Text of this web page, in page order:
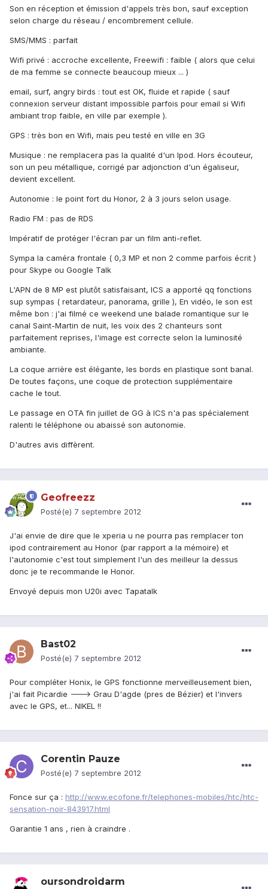
Son en réception et émission d'appels très bon, sauf exception
selon charge du réseau / encombrement cellule.
SMS/MMS : parfait
Wifi privé : accroche excellente, Freewifi : faible ( alors que celui
de ma femme se connecte beaucoup mieux ... )
email, surf, angry birds : tout est OK, fluide et rapide ( sauf
connexion serveur distant impossible parfois pour email si Wifi
ambiant trop faible, en ville par exemple ).
GPS : très bon en Wifi, mais peu testé en ville en 3G
Musique : ne remplacera pas la qualité d'un Ipod. Hors écouteur,
son un peu métallique, corrigé par adjonction d'un égaliseur,
devient excellent.
Autonomie : le point fort du Honor, 2 à 3 jours selon usage.
Radio FM : pas de RDS
Impératif de protéger l'écran par un film anti-reflet.
Sympa la caméra frontale ( 0,3 MP et non 2 comme parfois écrit )
pour Skype ou Google Talk
L'APN de 8 MP est plutôt satisfaisant, ICS a apporté qq fonctions
sup sympas ( retardateur, panorama, grille ), En vidéo, le son est
même bon : j'ai filmé ce weekend une balade romantique sur le
canal Saint-Martin de nuit, les voix des 2 chanteurs sont
parfaitement reprises, l'image est correcte selon la luminosité
ambiante.
La coque arrière est élégante, les bords en plastique sont banal.
De toutes façons, une coque de protection supplémentaire
cache le tout.
Le passage en OTA fin juillet de GG à ICS n'a pas spécialement
ralenti le téléphone ou abaissé son autonomie.
D'autres avis diffèrent.
Geofreezz
Posté(e) 7 septembre 2012
J'ai envie de dire que le xperia u ne pourra pas remplacer ton
ipod contrairement au Honor (par rapport a la mémoire) et
l'autonomie c'est tout simplement l'un des meilleur la dessus
donc je te recommande le Honor.
Envoyé depuis mon U20i avec Tapatalk
Bast02
Posté(e) 7 septembre 2012
Pour compléter Honix, le GPS fonctionne merveilleusement bien,
j'ai fait Picardie ---> Grau D'agde (pres de Bézier) et l'invers
avec le GPS, et... NIKEL !!
Corentin Pauze
Posté(e) 7 septembre 2012
Fonce sur ça : http://www.ecofone.fr/telephones-mobiles/htc/htc-
sensation-noir-843917.html
Garantie 1 ans , rien à craindre .
oursondroidarm